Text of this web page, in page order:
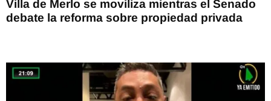
Villa de Merlo se moviliza mientras el Senado
debate la reforma sobre propiedad privada